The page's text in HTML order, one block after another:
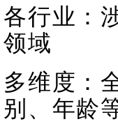
各行业：
领域
多维度：
别、年龄